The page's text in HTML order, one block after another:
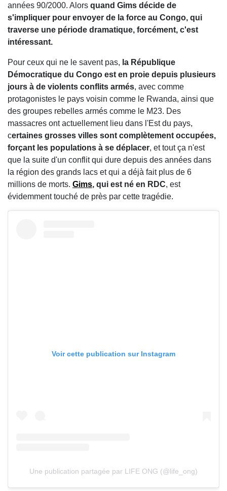
années 90/2000. Alors quand Gims décide de
s'impliquer pour envoyer de la force au Congo, qui
traverse une période dramatique, forcément, c'est
intéressant.
Pour ceux qui ne le savent pas, la République
Démocratique du Congo est en proie depuis plusieurs
jours à de violents conflits armés, avec comme
protagonistes le pays voisin comme le Rwanda, ainsi que
des groupes rebelles armés comme le M23. Des
massacres ont actuellement lieu dans l'Est du pays,
certaines grosses villes sont complètement occupées,
forçant les populations à se déplacer, et tout ça n'est
que la suite d'un conflit qui dure depuis des années dans
la région des grands lacs et qui a déjà fait plus de 6
millions de morts. Gims, qui est né en RDC, est
évidemment touché de près par cette tragédie.
Voir cette publication sur Instagram
Une publication partagée par LIFE ONG (@life_ong)